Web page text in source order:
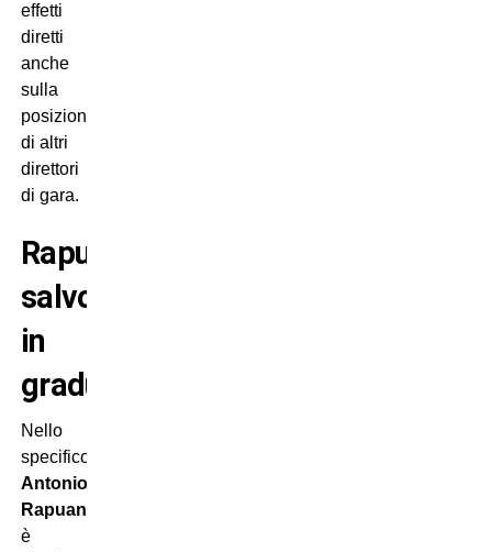
effetti
diretti
anche
sulla
posizione
di altri
direttori
di gara.
Rapuano
salvo
in
graduatoria!
Nello
specifico,
Antonio
Rapuano
è